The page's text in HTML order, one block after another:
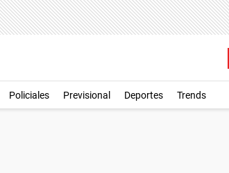
Policiales Previsional Deportes Trends